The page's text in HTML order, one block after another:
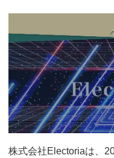
株式会社Electoriaは、